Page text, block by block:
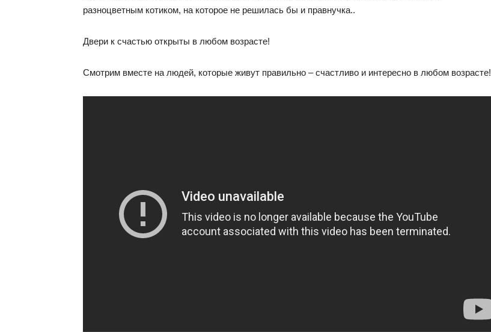
разноцветным котиком, на которое не решилась бы и правнучка..
Двери к счастью открыты в любом возрасте!
Смотрим вместе на людей, которые живут правильно – счастливо и интересно в любом возрасте!